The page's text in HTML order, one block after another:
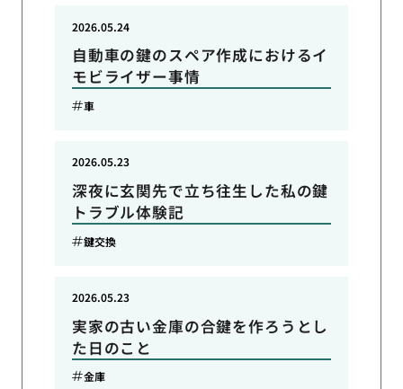
自動車の鍵のスペア作成におけるイ
モビライザー事情
2026.05.24
車
深夜に玄関先で立ち往生した私の鍵
トラブル体験記
2026.05.23
鍵交換
実家の古い金庫の合鍵を作ろうとし
た日のこと
2026.05.23
金庫